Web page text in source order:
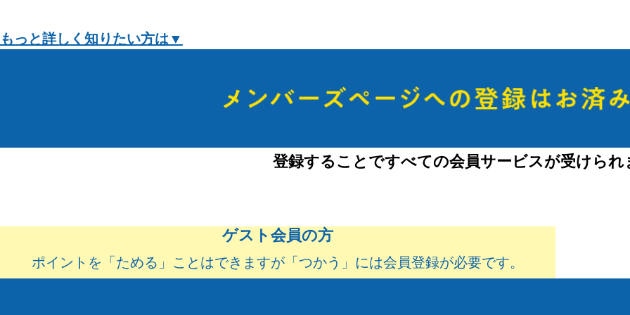
もっと詳しく知りたい方は▼
登録することですべての会員サービスが受けられ
ゲスト会員の方
ポイントを「ためる」ことはできますが 「つかう」には会員登録が必要です。